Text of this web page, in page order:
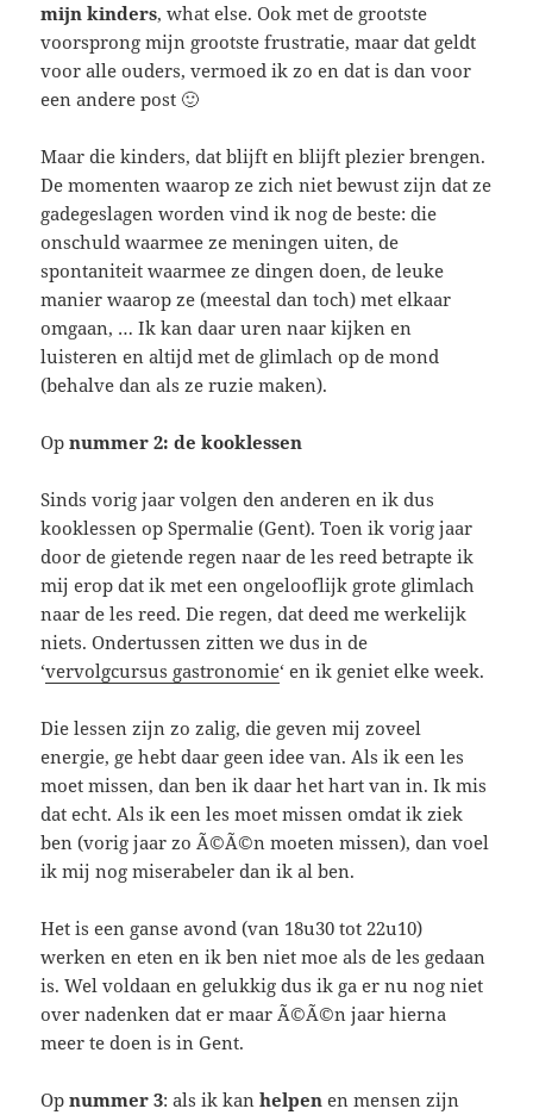
mijn kinders, what else. Ook met de grootste
voorsprong mijn grootste frustratie, maar dat geldt
voor alle ouders, vermoed ik zo en dat is dan voor
een andere post 🙂
Maar die kinders, dat blijft en blijft plezier brengen.
De momenten waarop ze zich niet bewust zijn dat ze
gadegeslagen worden vind ik nog de beste: die
onschuld waarmee ze meningen uiten, de
spontaniteit waarmee ze dingen doen, de leuke
manier waarop ze (meestal dan toch) met elkaar
omgaan, … Ik kan daar uren naar kijken en
luisteren en altijd met de glimlach op de mond
(behalve dan als ze ruzie maken).
Opnummer 2: de kooklessen
Sinds vorig jaar volgen den anderen en ik dus
kooklessen op Spermalie (Gent). Toen ik vorig jaar
door de gietende regen naar de les reed betrapte ik
mij erop dat ik met een ongelooflijk grote glimlach
naar de les reed. Die regen, dat deed me werkelijk
niets. Ondertussen zitten we dus in de
‘vervolgcursus gastronomie‘ en ik geniet elke week.
Die lessen zijn zo zalig, die geven mij zoveel
energie, ge hebt daar geen idee van. Als ik een les
moet missen, dan ben ik daar het hart van in. Ik mis
dat echt. Als ik een les moet missen omdat ik ziek
ben (vorig jaar zo Ã©Ã©n moeten missen), dan voel
ik mij nog miserabeler dan ik al ben.
Het is een ganse avond (van 18u30 tot 22u10)
werken en eten en ik ben niet moe als de les gedaan
is. Wel voldaan en gelukkig dus ik ga er nu nog niet
over nadenken dat er maar Ã©Ã©n jaar hierna
meer te doen is in Gent.
Opnummer 3: als ik kanhelpen en mensen zijn